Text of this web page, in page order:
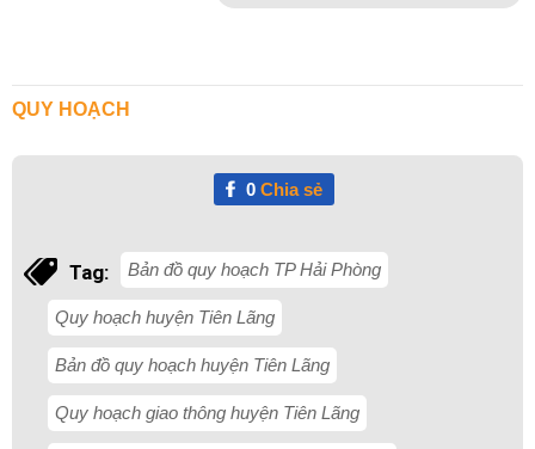
QUY HOẠCH
0Chia sẻ
Tag: Bản đồ quy hoạch TP Hải Phòng
Quy hoạch huyện Tiên Lãng
Bản đồ quy hoạch huyện Tiên Lãng
Quy hoạch giao thông huyện Tiên Lãng